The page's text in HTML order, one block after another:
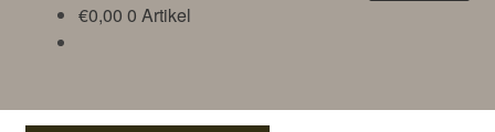
€0,00 0 Artikel